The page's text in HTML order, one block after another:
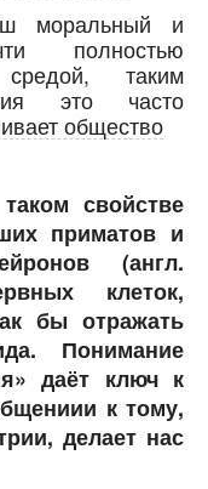
моральный и
полностью
таким
это часто
общество
свойстве
приматов и
(англ.
клеток,
бы отражать
Понимание
даёт ключ к
к тому,
делает нас